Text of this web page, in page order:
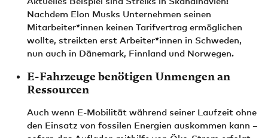
Nachdem Elon Musks Unternehmen seinen
Mitarbeiter*innen keinen Tarifvertrag ermöglichen
wollte, streikten erst Arbeiter*innen in Schweden,
nun auch in Dänemark, Finnland und Norwegen.
E-Fahrzeuge benötigen Unmengen an
Ressourcen
Auch wenn E-Mobilität während seiner Laufzeit ohne
den Einsatz von fossilen Energien auskommen kann –